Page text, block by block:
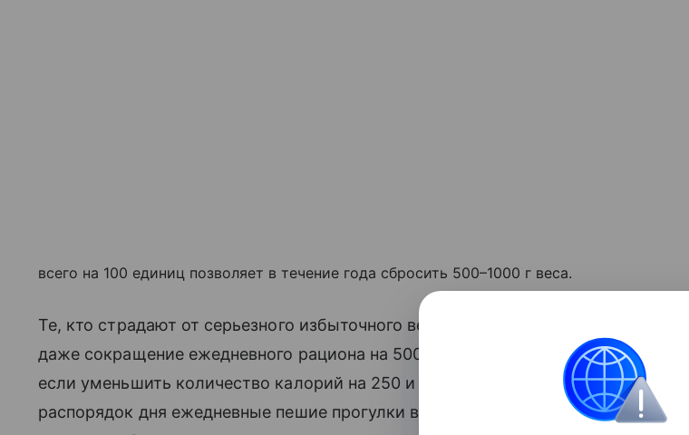
всего на 100 единиц позволяет в течение года сбросить 500–1000 г веса.
Те, кто страдают от серьезного избыточного веса, должны пойти на шаг
даже сокращение ежедневного рациона на 500 ккал можно провести
если уменьшить количество калорий на 250 и одновременно включить в свой
распорядок дня ежедневные пешие прогулки в течение 30–45 минут. Такая